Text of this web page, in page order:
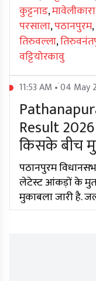
कुट्टनाड,मावेलीकारा
परसाला,पठानपुरम,
तिरुवल्ला,
वट्टियोरकावु
11:53 AM • 04 May
Result
किसके बीच
पठानपुरम
लेटेस्ट आंकड़ों के
मुकाबला जारी है.